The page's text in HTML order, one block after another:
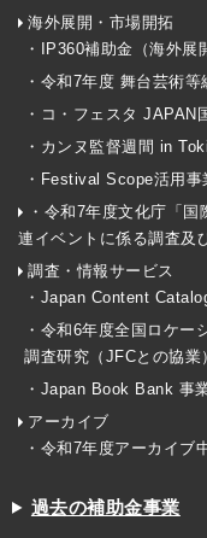
海外展開・市場開拓
・IP360補助金（海外展
・令和7年度 舞台芸術等
・コ・フェスタ JAPAN
・カンヌ監督週間 in
・Festival Scope活用事
・令和7年度文化庁「
連イベントに係る調査及
調査・情報サービス
・Japan Content
・令和6年度全国ロケー
調査研究（JFCとの協業）
・Japan Book Bank 事
アーカイブ
・令和7年度アーカイブ
過去の補助金事業